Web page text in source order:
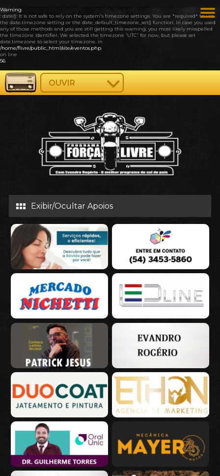
Warning
: date(): It is not safe to rely on the system's timezone settings. You are *required* to use
the date.timezone setting or the date_default_timezone_set() function. In case you used
any of those methods and you are still getting this warning, you most likely misspelled
the timezone identifier. We selected the timezone 'UTC' for now, but please set
date.timezone to select your timezone. in
/home/flivre/public_html/site/eventos.php
on line
56
OUVIR
Exibir/Ocultar Apoios